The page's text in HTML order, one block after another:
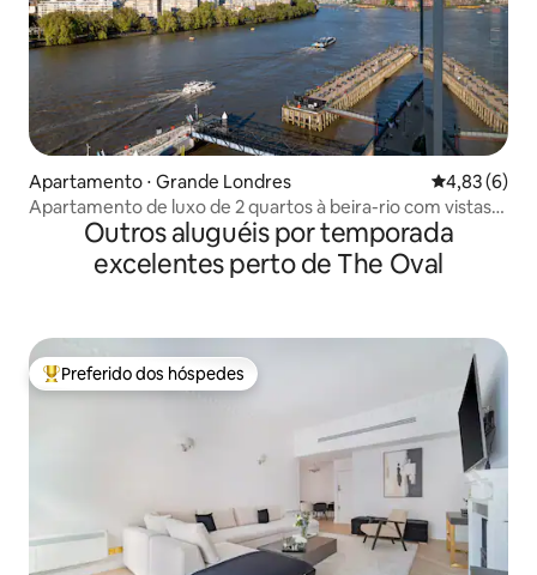
Apartamento ⋅ Grande Londres 4,83 de uma
4,83 (6)
Apartamento de luxo de 2 quartos à beira-rio com vistas
icônicasOutros aluguéis por temporada
excelentes perto de The Oval
Entre os melhores preferidos dos hóspedes
Preferido dos hóspedes